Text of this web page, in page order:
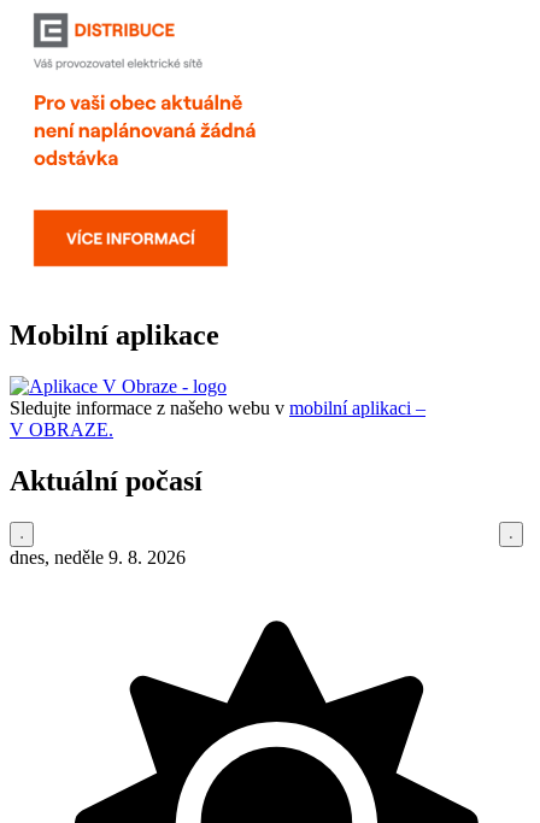
Mobilní aplikace
Sledujte informace z našeho webu v mobilní aplikaci –
V OBRAZE.
Aktuální počasí
dnes, neděle 9. 8. 2026